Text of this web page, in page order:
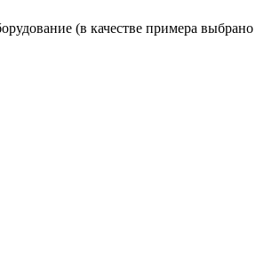
(в качестве примера выбрано